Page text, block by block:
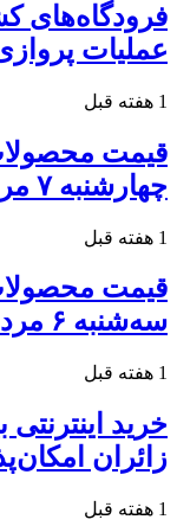
فرودگاه‌های
عملیات
1 هفته قبل
قیمت
چهارشنبه ۷ مرداد ۱۴۰۵
1 هفته قبل
قیمت
سه‌شنبه ۶ مرداد ۱۴۰۵
1 هفته قبل
خرید
زائران
1 هفته قبل